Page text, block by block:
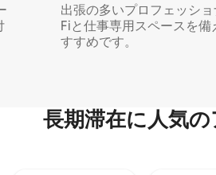
出張の多いプロフェッシ
Fiと仕事専用スペースを
すすめです。
長期滞在に人気